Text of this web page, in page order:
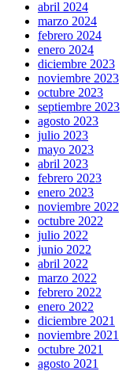
abril 2024
marzo 2024
febrero 2024
enero 2024
diciembre 2023
noviembre 2023
octubre 2023
septiembre 2023
agosto 2023
julio 2023
mayo 2023
abril 2023
febrero 2023
enero 2023
noviembre 2022
octubre 2022
julio 2022
junio 2022
abril 2022
marzo 2022
febrero 2022
enero 2022
diciembre 2021
noviembre 2021
octubre 2021
agosto 2021